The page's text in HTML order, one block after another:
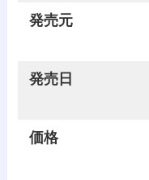
発売元
発売日
価格